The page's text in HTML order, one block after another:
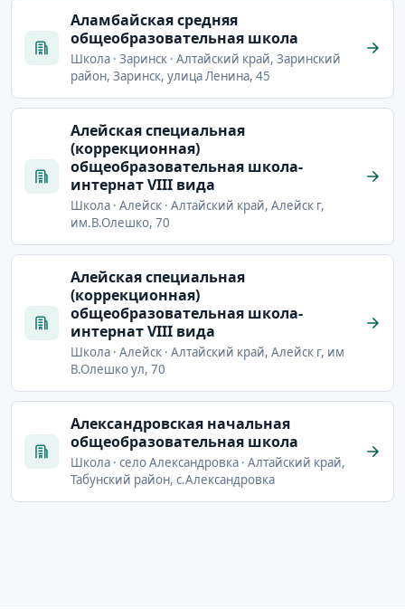
Аламбайская средняя
общеобразовательная школа
Школа · Заринск · Алтайский край, Заринский
район, Заринск, улица Ленина, 45
Алейская специальная
(коррекционная)
общеобразовательная школа-
интернат VIII вида
Школа · Алейск · Алтайский край, Алейск г,
им.В.Олешко, 70
Алейская специальная
(коррекционная)
общеобразовательная школа-
интернат VIII вида
Школа · Алейск · Алтайский край, Алейск г, им
В.Олешко ул, 70
Александровская начальная
общеобразовательная школа
Школа · село Александровка · Алтайский край,
Табунский район, с.Александровка